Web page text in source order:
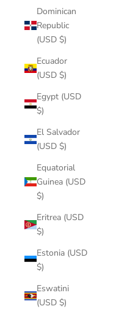
Dominican
Republic
(USD $)
Ecuador
(USD $)
Egypt (USD
$)
El Salvador
(USD $)
Equatorial
Guinea (USD
$)
Eritrea (USD
$)
Estonia (USD
$)
Eswatini
(USD $)